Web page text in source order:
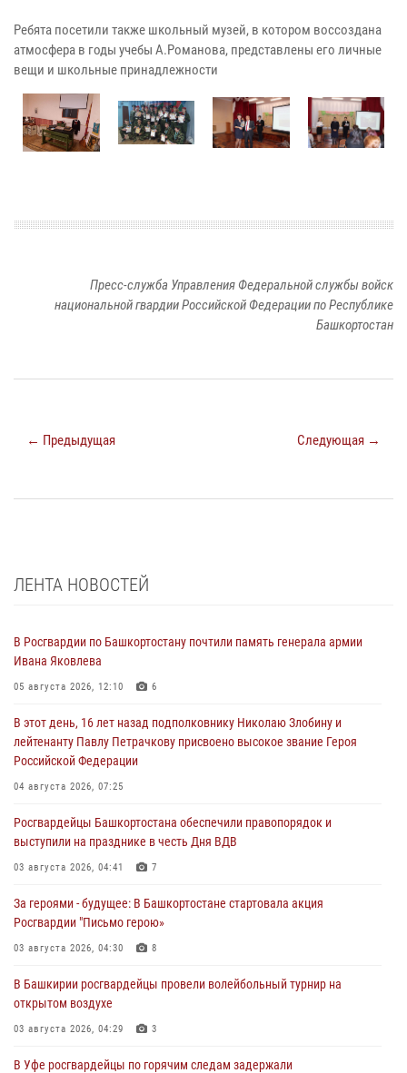
Ребята посетили также школьный музей, в котором воссоздана
атмосфера в годы учебы А.Романова, представлены его личные
вещи и школьные принадлежности
Пресс-служба Управления Федеральной службы войск
национальной гвардии Российской Федерации по Республике
Башкортостан
← Предыдущая Следующая →
ЛЕНТА НОВОСТЕЙ
В Росгвардии по Башкортостану почтили память генерала армии
Ивана Яковлева
05 августа 2026, 12:10 6
В этот день, 16 лет назад подполковнику Николаю Злобину и
лейтенанту Павлу Петрачкову присвоено высокое звание Героя
Российской Федерации
04 августа 2026, 07:25
Росгвардейцы Башкортостана обеспечили правопорядок и
выступили на празднике в честь Дня ВДВ
03 августа 2026, 04:41 7
За героями - будущее: В Башкортостане стартовала акция
Росгвардии "Письмо герою»
03 августа 2026, 04:30 8
В Башкирии росгвардейцы провели волейбольный турнир на
открытом воздухе
03 августа 2026, 04:29 3
В Уфе росгвардейцы по горячим следам задержали